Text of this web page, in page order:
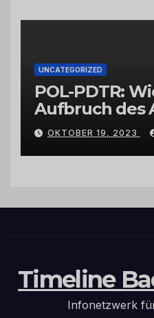
UNCATEGORIZED
POL-PDTR:
Aufbruch des
Hermeskeil
OKTOBER 19, 2023
Timeline
Infonetzwerk